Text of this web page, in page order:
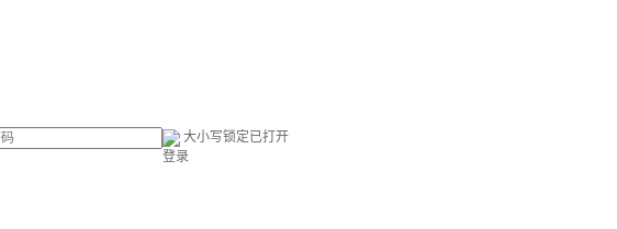
大小写锁定已打开
登录